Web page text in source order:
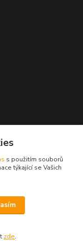
s použitím souborů
týkající se Vašich
zde.